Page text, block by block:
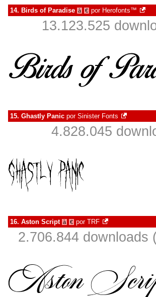
14. Birds of Paradise à € por Herofonts™
13.123.525
15. Ghastly Panic por Sinister Fonts
4.828.045
16. Aston Script à € por TRF
2.706.844 downloads